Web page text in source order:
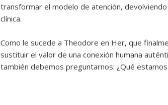
transformar el modelo de atención,
clínica.
Como le sucede a Theodore en Her, que
sustituir el valor de una conexión humana
también debemos preguntarnos: ¿Qué